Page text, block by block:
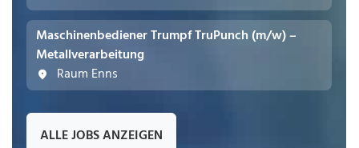
Maschinenbediener Trumpf TruPunch (m/w) –
Metallverarbeitung
Raum Enns
ALLE JOBS ANZEIGEN